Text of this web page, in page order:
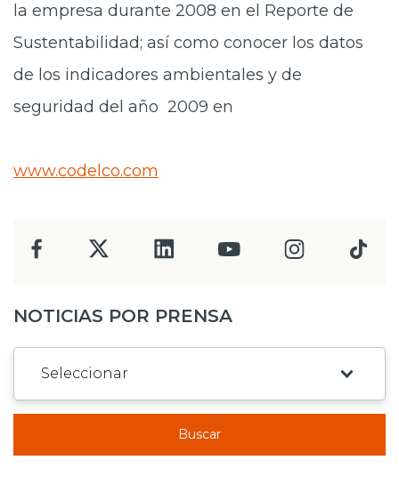
la empresa durante 2008 en el Reporte de
Sustentabilidad; así como conocer los datos
de los indicadores ambientales y de
seguridad del año 2009 en
www.codelco.com
NOTICIAS POR PRENSA
Buscar